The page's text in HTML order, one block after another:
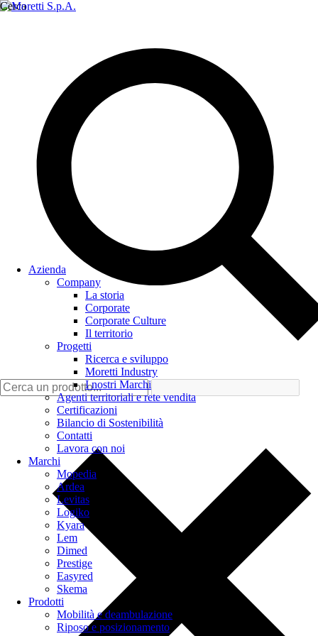
Cerca
Azienda
Company
La storia
Corporate
Corporate Culture
Il territorio
Progetti
Ricerca e sviluppo
Moretti Industry
I nostri Marchi
Agenti territoriali e rete vendita
Certificazioni
Bilancio di Sostenibilità
Contatti
Lavora con noi
Marchi
Mopedia
Ardea
Levitas
Logiko
Kyara
Lem
Dimed
Prestige
Easyred
Skema
Prodotti
Mobilità e deambulazione
Riposo e posizionamento